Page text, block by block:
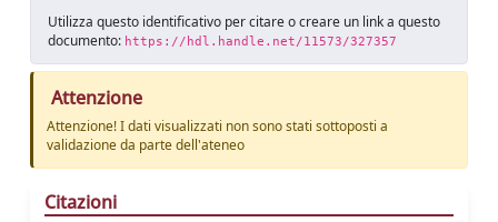
Utilizza questo identificativo per citare o creare un link a questo
documento: https://hdl.handle.net/11573/327357
Attenzione
Attenzione! I dati visualizzati non sono stati sottoposti a
validazione da parte dell'ateneo
Citazioni